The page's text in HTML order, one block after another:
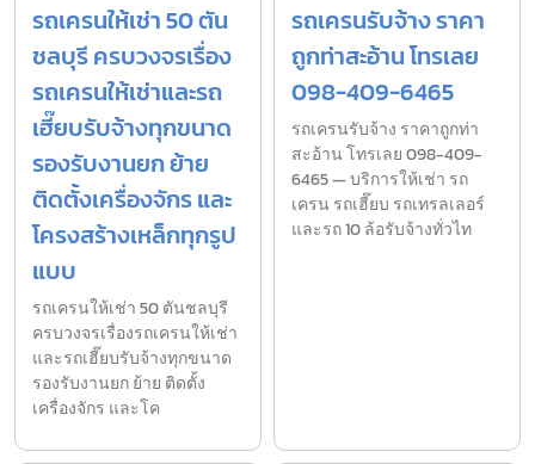
รถเครนให้เช่า 50 ตัน
ชลบุรี ครบวงจรเรื่อง
รถเครนให้เช่าและรถ
เฮี๊ยบรับจ้างทุกขนาด
รองรับงานยก ย้าย
ติดตั้งเครื่องจักร และ
โครงสร้างเหล็กทุกรูป
แบบ
รถเครนให้เช่า 50 ตันชลบุรี
ครบวงจรเรื่องรถเครนให้เช่า
และรถเฮี๊ยบรับจ้างทุกขนาด
รองรับงานยก ย้าย ติดตั้ง
เครื่องจักร และโค
รถเครนรับจ้าง ราคา
ถูกท่าสะอ้าน โทรเลย
098-409-6465
รถเครนรับจ้าง ราคาถูกท่า
สะอ้าน โทรเลย 098-409-
6465 — บริการให้เช่า รถ
เครน รถเฮี๊ยบ รถเทรลเลอร์
และรถ 10 ล้อรับจ้างทั่วไท